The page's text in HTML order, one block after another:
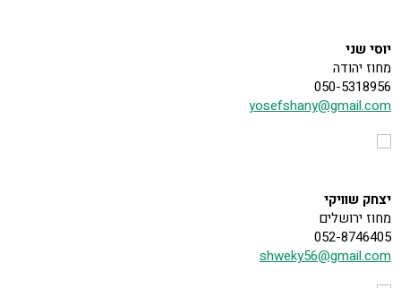
יוסי שני
מחוז יהודה
050-5318956
yosefshany@gmail.com
יצחק שוויקי
מחוז ירושלים
052-8746405
shweky56@gmail.com